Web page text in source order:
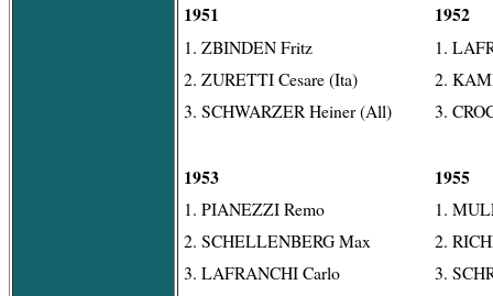
1951
1. ZBINDEN Fritz
2. ZURETTI Cesare (Ita)
3. SCHWARZER Heiner (All)
1953
1. PIANEZZI Remo
2. SCHELLENBERG Max
3. LAFRANCHI Carlo
1952
1.
2.
3.
1955
1.
2.
3.